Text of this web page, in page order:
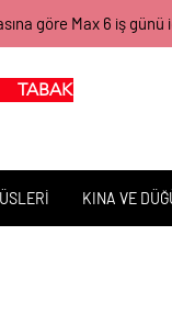
göre Max 6 iş
TABAK BARDAK
KINA VE